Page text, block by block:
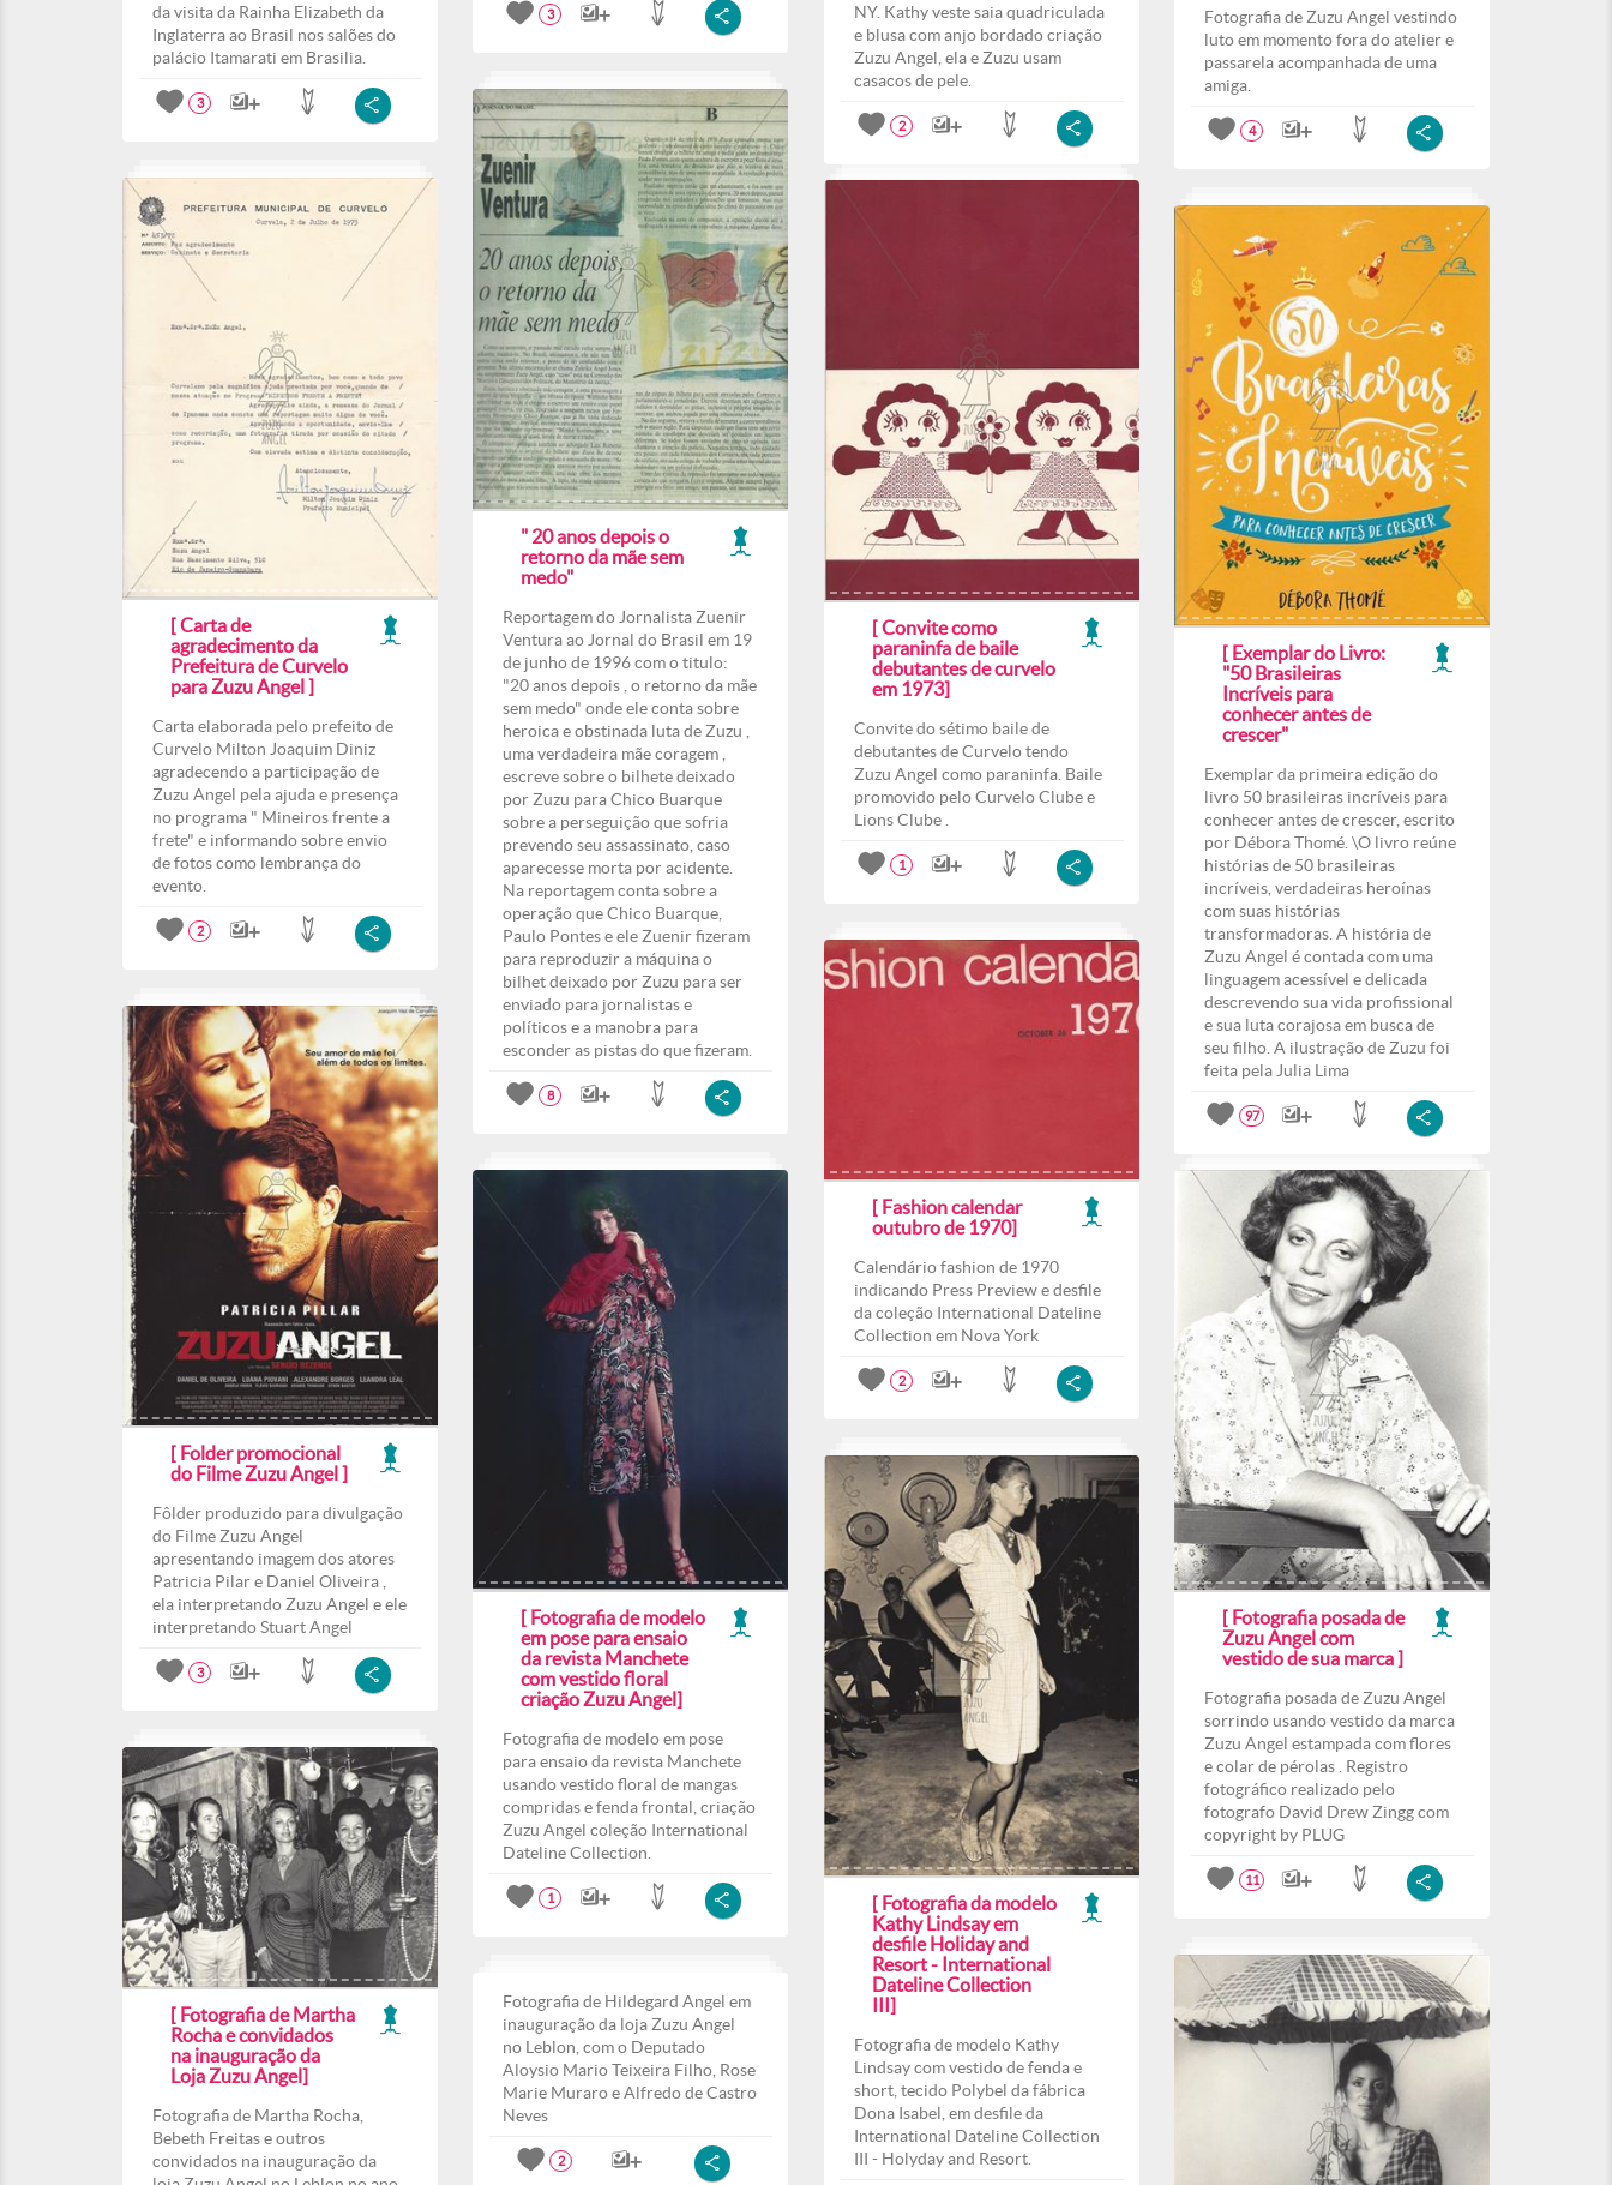
Fotografia de Zuzu Angel vestindo
luto em momento fora do atelier e
passarela acompanhada de uma
amiga.
4
NY. Kathy veste saia quadriculada
e blusa com anjo bordado criação
Zuzu Angel, ela e Zuzu usam
casacos de pele.
2
3
da visita da Rainha Elizabeth da
Inglaterra ao Brasil nos salões do
palácio Itamarati em Brasilia.
3
" 20 anos depois o
retorno da mãe sem
medo"
Reportagem do Jornalista Zuenir
Ventura ao Jornal do Brasil em 19
de junho de 1996 com o titulo:
"20 anos depois , o retorno da mãe
sem medo" onde ele conta sobre
heroica e obstinada luta de Zuzu ,
uma verdadeira mãe coragem ,
escreve sobre o bilhete deixado
por Zuzu para Chico Buarque
sobre a perseguição que sofria
prevendo seu assassinato, caso
aparecesse morta por acidente.
Na reportagem conta sobre a
operação que Chico Buarque,
Paulo Pontes e ele Zuenir fizeram
para reproduzir a máquina o
bilhet deixado por Zuzu para ser
enviado para jornalistas e
políticos e a manobra para
esconder as pistas do que fizeram.
8
[ Carta de
agradecimento da
Prefeitura de Curvelo
para Zuzu Angel ]
Carta elaborada pelo prefeito de
Curvelo Milton Joaquim Diniz
agradecendo a participação de
Zuzu Angel pela ajuda e presença
no programa " Mineiros frente a
frete" e informando sobre envio
de fotos como lembrança do
evento.
2
[ Convite como
paraninfa de baile
debutantes de curvelo
em 1973]
Convite do sétimo baile de
debutantes de Curvelo tendo
Zuzu Angel como paraninfa. Baile
promovido pelo Curvelo Clube e
Lions Clube .
1
[ Exemplar do Livro:
"50 Brasileiras
Incríveis para
conhecer antes de
crescer"
Exemplar da primeira edição do
livro 50 brasileiras incríveis para
conhecer antes de crescer, escrito
por Débora Thomé. \O livro reúne
histórias de 50 brasileiras
incríveis, verdadeiras heroínas
com suas histórias
transformadoras. A história de
Zuzu Angel é contada com uma
linguagem acessível e delicada
descrevendo sua vida profissional
e sua luta corajosa em busca de
seu filho. A ilustração de Zuzu foi
feita pela Julia Lima
97
[ Fashion calendar
outubro de 1970]
Calendário fashion de 1970
indicando Press Preview e desfile
da coleção International Dateline
Collection em Nova York
2
[ Folder promocional
do Filme Zuzu Angel ]
Fôlder produzido para divulgação
do Filme Zuzu Angel
apresentando imagem dos atores
Patricia Pilar e Daniel Oliveira ,
ela interpretando Zuzu Angel e ele
interpretando Stuart Angel
3
[ Fotografia de modelo
em pose para ensaio
da revista Manchete
com vestido floral
criação Zuzu Angel]
Fotografia de modelo em pose
para ensaio da revista Manchete
usando vestido floral de mangas
compridas e fenda frontal, criação
Zuzu Angel coleção International
Dateline Collection.
1
[ Fotografia posada de
Zuzu Angel com
vestido de sua marca ]
Fotografia posada de Zuzu Angel
sorrindo usando vestido da marca
Zuzu Angel estampada com flores
e colar de pérolas . Registro
fotográfico realizado pelo
fotografo David Drew Zingg com
copyright by PLUG
11
[ Fotografia da modelo
Kathy Lindsay em
desfile Holiday and
Resort - International
Dateline Collection
III]
Fotografia de modelo Kathy
Lindsay com vestido de fenda e
short, tecido Polybel da fábrica
Dona Isabel, em desfile da
International Dateline Collection
III - Holyday and Resort.
[ Fotografia de Martha
Rocha e convidados
na inauguração da
Loja Zuzu Angel]
Fotografia de Martha Rocha,
Bebeth Freitas e outros
convidados na inauguração da
Fotografia de Hildegard Angel em
inauguração da loja Zuzu Angel
no Leblon, com o Deputado
Aloysio Mario Teixeira Filho, Rose
Marie Muraro e Alfredo de Castro
Neves
2